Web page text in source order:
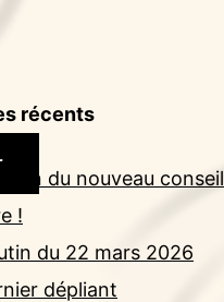
récents
du nouveau conseil
!
du 22 mars 2026
dépliant